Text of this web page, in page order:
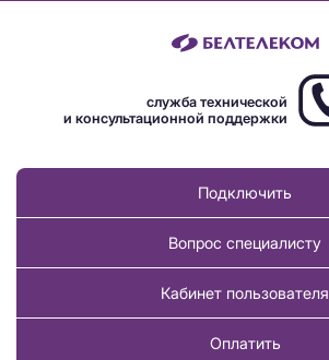
служба технической
и консультационной поддержки
Подключить
Вопрос специалисту
Кабинет пользователя
Оплатить